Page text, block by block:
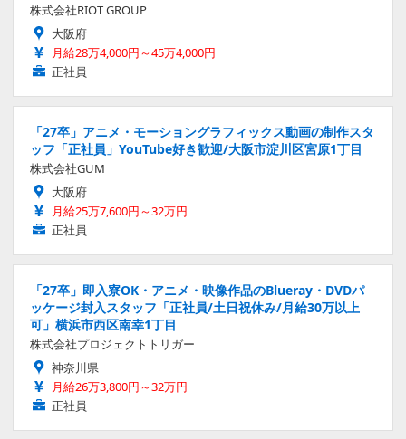
株式会社RIOT GROUP
大阪府
月給28万4,000円～45万4,000円
正社員
「27卒」アニメ・モーショングラフィックス動画の制作スタ
ッフ「正社員」YouTube好き歓迎/大阪市淀川区宮原1丁目
株式会社GUM
大阪府
月給25万7,600円～32万円
正社員
「27卒」即入寮OK・アニメ・映像作品のBlueray・DVDパ
ッケージ封入スタッフ「正社員/土日祝休み/月給30万以上
可」横浜市西区南幸1丁目
株式会社プロジェクトトリガー
神奈川県
月給26万3,800円～32万円
正社員